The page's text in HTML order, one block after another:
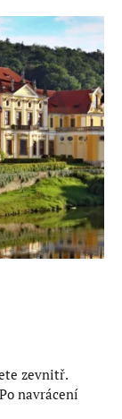
zevnitř.
navrácení